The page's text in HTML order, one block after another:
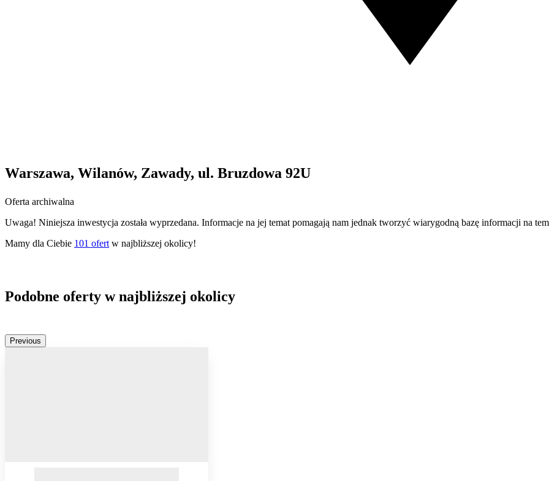
Warszawa, Wilanów, Zawady, ul. Bruzdowa 92U
Oferta archiwalna
Uwaga! Niniejsza inwestycja została wyprzedana. Informacje na jej temat pomagają nam jednak tworzyć wiarygodną bazę informacji na
Mamy dla Ciebie 101 ofert w najbliższej okolicy!
Podobne oferty w najbliższej okolicy
Previous